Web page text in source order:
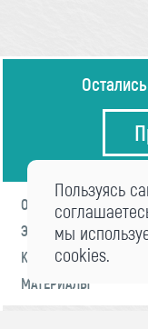
О ФОРУМЕ
ЭКСПЕРТЫ
КОНТАКТЫ
МАТЕРИАЛЫ
Пользуясь
мы
cookies.